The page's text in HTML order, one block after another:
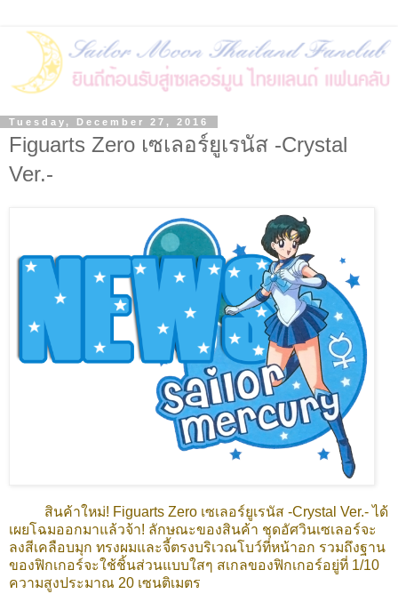
Tuesday, December 27, 2016
Figuarts Zero เซเลอร์ยูเรนัส -Crystal
Ver.-
สินค้าใหม่! Figuarts Zero เซเลอร์ยูเรนัส -Crystal Ver.- ได้
เผยโฉมออกมาแล้วจ้า! ลักษณะของสินค้า ชุดอัศวินเซเลอร์จะ
ลงสีเคลือบมุก ทรงผมและจี้ตรงบริเวณโบว์ที่หน้าอก รวมถึงฐาน
ของฟิกเกอร์จะใช้ชิ้นส่วนแบบใสๆ สเกลของฟิกเกอร์อยู่ที่ 1/10
ความสูงประมาณ 20 เซนติเมตร